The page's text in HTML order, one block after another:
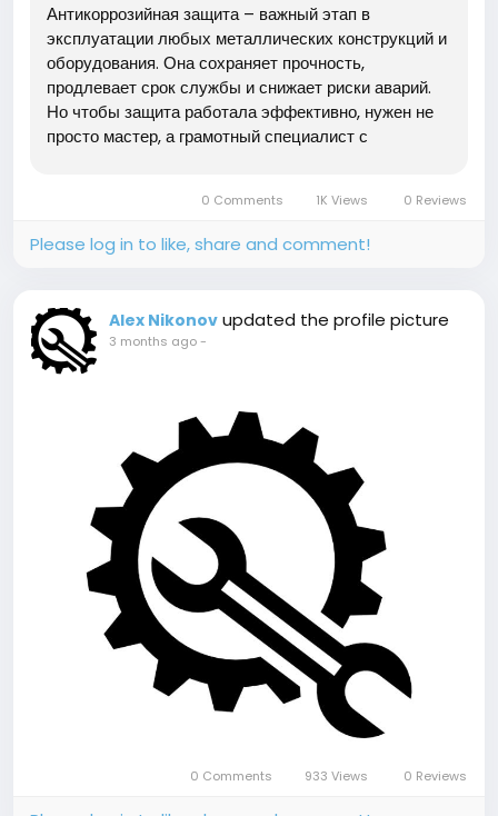
Антикоррозийная защита – важный этап в
эксплуатации любых металлических конструкций и
оборудования. Она сохраняет прочность,
продлевает срок службы и снижает риски аварий.
Но чтобы защита работала эффективно, нужен не
просто мастер, а грамотный специалист с
разберем, на что обращать внимание при...
0 Comments 1K Views 0 Reviews
Please log in to like, share and comment!
Alex Nikonov updated the profile picture
3 months ago-
0 Comments 933 Views 0 Reviews